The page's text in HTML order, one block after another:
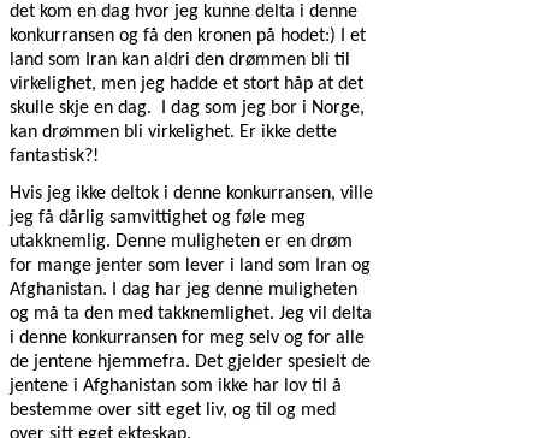
det kom en dag hvor jeg kunne delta i denne
konkurransen og få den kronen på hodet:) I et
land som Iran kan aldri den drømmen bli til
virkelighet, men jeg hadde et stort håp at det
skulle skje en dag.
I dag som jeg bor i Norge,
kan drømmen bli virkelighet. Er ikke dette
fantastisk?!
Hvis jeg ikke deltok i denne konkurransen, ville
jeg få dårlig samvittighet og føle meg
utakknemlig. Denne muligheten er en drøm
for mange jenter som lever i land som Iran og
Afghanistan. I dag har jeg denne muligheten
og må ta den med takknemlighet. Jeg vil delta
i denne konkurransen for meg selv og for alle
de jentene hjemmefra. Det gjelder spesielt de
jentene i Afghanistan som ikke har lov til å
bestemme over sitt eget liv, og til og med